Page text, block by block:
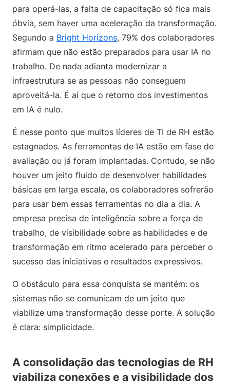
para operá-las, a falta de capacitação só fica mais
óbvia, sem haver uma aceleração da transformação.
Segundo a Bright Horizons, 79% dos colaboradores
afirmam que não estão preparados para usar IA no
trabalho. De nada adianta modernizar a
infraestrutura se as pessoas não conseguem
aproveitá-la. É aí que o retorno dos investimentos
em IA é nulo.
É nesse ponto que muitos líderes de TI de RH estão
estagnados. As ferramentas de IA estão em fase de
avaliação ou já foram implantadas. Contudo, se não
houver um jeito fluido de desenvolver habilidades
básicas em larga escala, os colaboradores sofrerão
para usar bem essas ferramentas no dia a dia. A
empresa precisa de inteligência sobre a força de
trabalho, de visibilidade sobre as habilidades e de
transformação em ritmo acelerado para perceber o
sucesso das iniciativas e resultados expressivos.
O obstáculo para essa conquista se mantém: os
sistemas não se comunicam de um jeito que
viabilize uma transformação desse porte. A solução
é clara: simplicidade.
A consolidação das tecnologias de RH
viabiliza conexões e a visibilidade dos